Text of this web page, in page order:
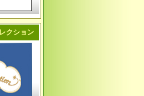
クション